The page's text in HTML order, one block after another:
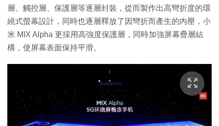
層、觸控層、保護層等逐層封裝，從而製作出高彎折度的環
繞式螢幕設計，同時也逐層釋放了因彎折而產生的內壓，小
米 MIX Alpha 更採用高強度保護層，同時加強屏幕疊層結
構，使屏幕表面保持平滑。